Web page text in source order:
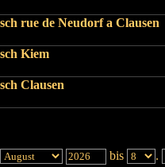
rue de Neudorf a Clausen
Kiem
Clausen
bis .